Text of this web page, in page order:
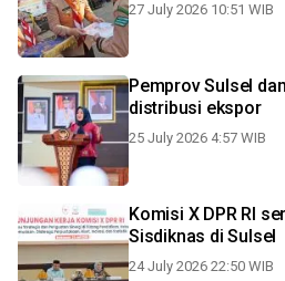
27 July 2026 10:51 WIB
Pemprov Sulsel
distribusi ekspor
25 July 2026 4:57 WIB
Komisi X DPR RI
Sisdiknas di Sulsel
24 July 2026 22:50 WIB